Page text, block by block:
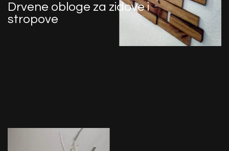
Drvene obloge za zidove i
stropove